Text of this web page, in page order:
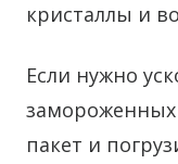
кристаллы и
Если нужно
пакет и